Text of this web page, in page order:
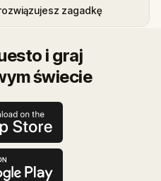
zagadkę
i graj
świecie